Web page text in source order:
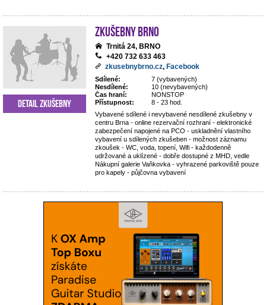
Zkušebny Brno
Trnitá 24, BRNO
+420 732 633 463
zkusebnybrno.cz, Facebook
Sdílené:
7 (vybavených)
Nesdílené:
10 (nevybavených)
Čas hraní:
NONSTOP
Přístupnost:
8 - 23 hod.
Vybavené sdílené i nevybavené nesdílené zkušebny v
centru Brna - online rezervační rozhraní - elektronické
zabezpečení napojené na PCO - uskladnění vlastního
vybavení u sdílených zkušeben - možnost záznamu
zkoušek - WC, voda, topení, Wifi - každodenně
udržované a uklízené - dobře dostupné z MHD, vedle
Nákupní galerie Vaňkovka - vyhrazené parkoviště pouze
pro kapely - půjčovna vybavení
Detail zkušebny